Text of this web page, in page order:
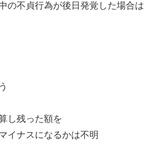
の不貞行為が後日発覚した場合は
し残った額を
イナスになるかは不明